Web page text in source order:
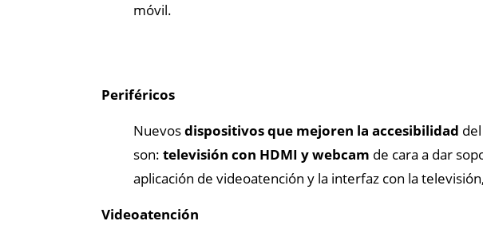
móvil.
Periféricos
Nuevosdispositivos que mejoren la accesibilidad
son: televisión con HDMI y webcam de cara a dar
aplicación de videoatención y la interfaz con la
Videoatención